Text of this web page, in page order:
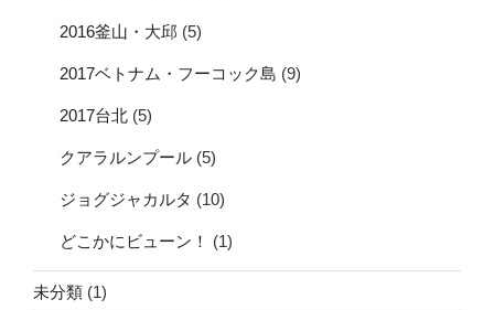
2016釜山・大邱 (5)
2017ベトナム・フーコック島 (9)
2017台北 (5)
クアラルンプール (5)
ジョグジャカルタ (10)
どこかにビューン！ (1)
未分類 (1)